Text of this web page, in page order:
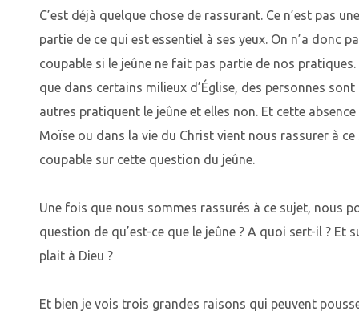
C’est déjà quelque chose de rassurant. Ce n’est pas
partie de ce qui est essentiel à ses yeux. On n’a donc
coupable si le jeûne ne fait pas partie de nos pratiques.
que dans certains milieux d’Église, des personnes
autres pratiquent le jeûne et elles non. Et cette
Moïse ou dans la vie du Christ vient nous rassurer à
coupable sur cette question du jeûne.
Une fois que nous sommes rassurés à ce sujet, nous
question de qu’est-ce que le jeûne ? A quoi sert-il ? Et
plait à Dieu ?
Et bien je vois trois grandes raisons qui peuvent